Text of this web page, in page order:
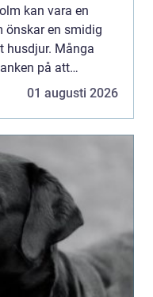
kan vara en
önskar en smidig
husdjur. Många
på att
01 augusti 2026